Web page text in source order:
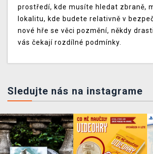
prostředí, kde musíte hledat zbraně,
lokalitu, kde budete relativně v
nové hře se věci pozmění, někdy
vás čekají rozdílné podmínky.
Sledujte nás na instagrame